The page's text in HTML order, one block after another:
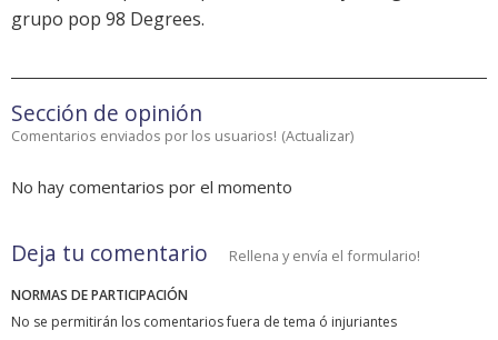
grupo pop 98 Degrees.
Sección de opinión
Comentarios enviados por los usuarios! (Actualizar)
No hay comentarios por el momento
Deja tu comentario Rellena y envía el formulario!
NORMAS DE PARTICIPACIÓN
No se permitirán los comentarios fuera de tema ó injuriantes